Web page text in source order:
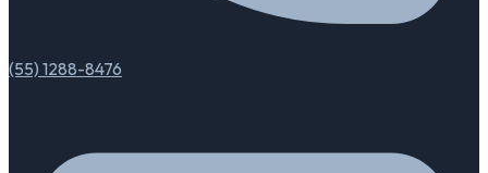
(55) 1288-8476